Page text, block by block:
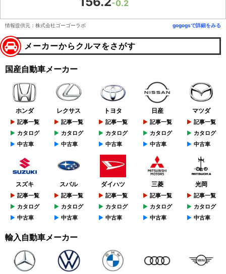
-0.2
情報提供元：株式会社ゴーゴーラボ gogogsで詳細をみる
メーカーからクルマをさがす
国産自動車メーカー
ホンダ
記事一覧
カタログ
中古車
レクサス
記事一覧
カタログ
中古車
トヨタ
記事一覧
カタログ
中古車
日産
記事一覧
カタログ
中古車
マツダ
記事一覧
カタログ
中古車
スズキ
記事一覧
カタログ
中古車
スバル
記事一覧
カタログ
中古車
ダイハツ
記事一覧
カタログ
中古車
三菱
記事一覧
カタログ
中古車
光岡
記事一覧
カタログ
中古車
輸入自動車メーカー